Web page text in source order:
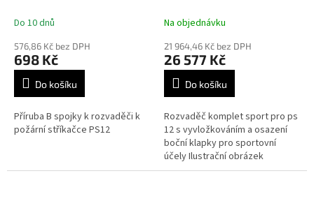
Průměrné
produktu
je
5,0
hvězdiček.
Do 10 dnů
576,86 Kč bez DPH
698 Kč
Do košíku
Příruba B spojky k rozvaděči k
požární stříkačce PS12
Průměrné
produktu
je
5,0
hvězdiček.
Na objednávku
21 964,46 Kč bez DPH
26 577 Kč
Do košíku
Rozvaděč komplet sport pro ps
12 s vyvložkováním a osazení
boční klapky pro sportovní
účely Ilustrační obrázek